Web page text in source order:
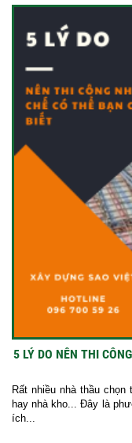
5 LÝ DO NÊN THI
Rất nhiều nhà thầu
hay nhà kho... Đây là
ích...